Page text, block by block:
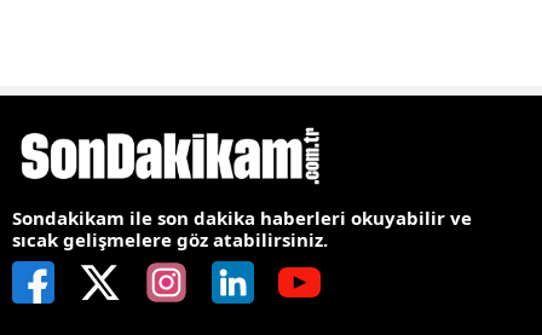
Sondakikam ile son dakika haberleri okuyabilir ve
sıcak gelişmelere göz atabilirsiniz.